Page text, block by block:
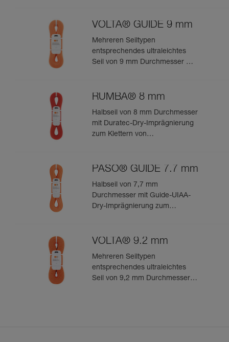
VOLTA® GUIDE 9 mm
Mehreren Seiltypen
entsprechendes ultraleichtes
Seil von 9 mm Durchmesser mit
Klettern oder Bergsteigen
RUMBA® 8 mm
Halbseil von 8 mm Durchmesser
mit Duratec-Dry-Imprägnierung
zum Klettern von
PASO® GUIDE 7.7 mm
Halbseil von 7,7 mm
Durchmesser mit Guide-UIAA-
Dry-Imprägnierung zum
VOLTA® 9.2 mm
Mehreren Seiltypen
entsprechendes ultraleichtes
Seil von 9,2 mm Durchmesser